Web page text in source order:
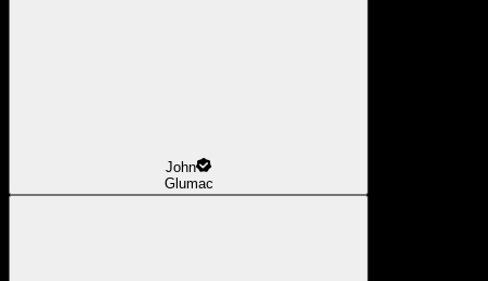
John
Glumac